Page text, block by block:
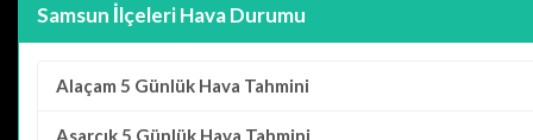
Samsun İlçeleri Hava Durumu
Alaçam 5 Günlük Hava Tahmini
Asarcık 5 Günlük Hava Tahmini